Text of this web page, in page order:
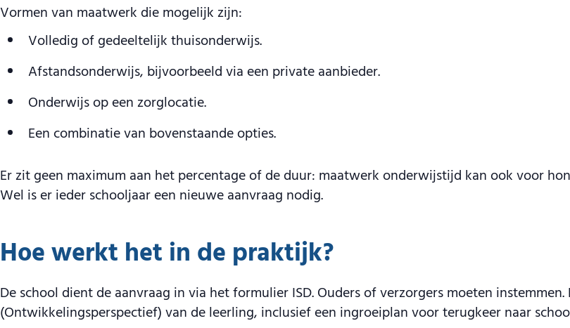
Vormen van maatwerk die mogelijk zijn:
Volledig of gedeeltelijk thuisonderwijs.
Afstandsonderwijs, bijvoorbeeld via een private aanbieder.
Onderwijs op een zorglocatie.
Een combinatie van bovenstaande opties.
Er zit geen maximum aan het percentage of de duur: maatwerk onderwijstijd kan ook voor
Wel is er ieder schooljaar een nieuwe aanvraag nodig.
Hoe werkt het in de praktijk?
De school dient de aanvraag in via het formulier ISD. Ouders of verzorgers moeten
(Ontwikkelingsperspectief) van de leerling, inclusief een ingroeiplan voor terugkeer naar